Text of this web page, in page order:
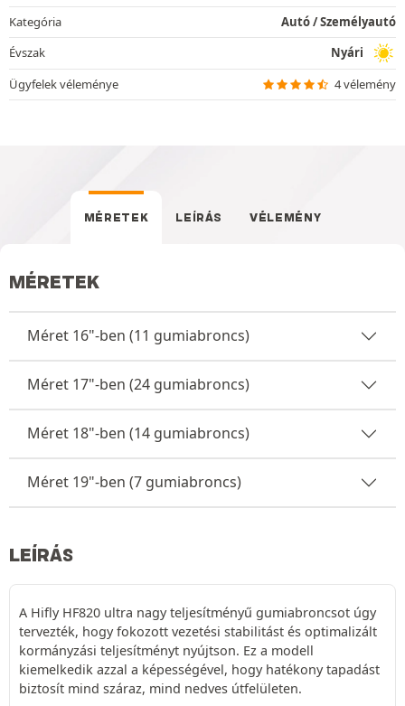
Kategória
Autó / Személyautó
Évszak
Nyári
Ügyfelek véleménye
4 vélemény
MÉRETEK LEÍRÁS VÉLEMÉNY
MÉRETEK
Méret 16"-ben (11 gumiabroncs)
Méret 17"-ben (24 gumiabroncs)
Méret 18"-ben (14 gumiabroncs)
Méret 19"-ben (7 gumiabroncs)
LEÍRÁS
A Hifly HF820 ultra nagy teljesítményű gumiabroncsot úgy
tervezték, hogy fokozott vezetési stabilitást és optimalizált
kormányzási teljesítményt nyújtson. Ez a modell
kiemelkedik azzal a képességével, hogy hatékony tapadást
biztosít mind száraz, mind nedves útfelületen.